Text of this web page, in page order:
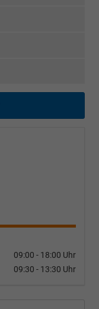
09:00 - 18:00 Uhr
09:30 - 13:30 Uhr